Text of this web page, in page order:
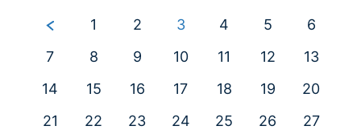
1 2 3 4 5
6
7
8 9 10 11 12
13
14
15 16 17 18 19
20
21
22 23 24 25 26
27